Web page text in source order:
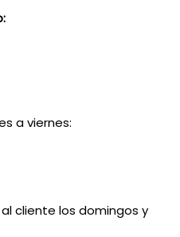
a viernes:
cliente los domingos y